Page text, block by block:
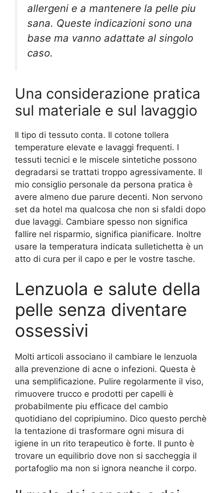
allergeni e a mantenere la pelle piu
sana. Queste indicazioni sono una
base ma vanno adattate al singolo
caso.
Una considerazione pratica
sul materiale e sul lavaggio
Il tipo di tessuto conta. Il cotone tollera
temperature elevate e lavaggi frequenti. I
tessuti tecnici e le miscele sintetiche possono
degradarsi se trattati troppo agressivamente. Il
mio consiglio personale da persona pratica è
avere almeno due parure decenti. Non servono
set da hotel ma qualcosa che non si sfaldi dopo
due lavaggi. Cambiare spesso non significa
fallire nel risparmio, significa pianificare. Inoltre
usare la temperatura indicata sulletichetta è un
atto di cura per il capo e per le vostre tasche.
Lenzuola e salute della
pelle senza diventare
ossessivi
Molti articoli associano il cambiare le lenzuola
alla prevenzione di acne o infezioni. Questa è
una semplificazione. Pulire regolarmente il viso,
rimuovere trucco e prodotti per capelli è
probabilmente piu efficace del cambio
quotidiano del copripiumino. Dico questo perchè
la tentazione di trasformare ogni misura di
igiene in un rito terapeutico è forte. Il punto è
trovare un equilibrio dove non si saccheggia il
portafoglio ma non si ignora neanche il corpo.